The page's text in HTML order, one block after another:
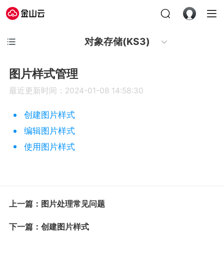
对象存储(KS3)
图片样式管理
最近更新时间：2024-01-08 14:58:30
创建图片样式
编辑图片样式
使用图片样式
上一篇：图片处理常见问题
下一篇：创建图片样式